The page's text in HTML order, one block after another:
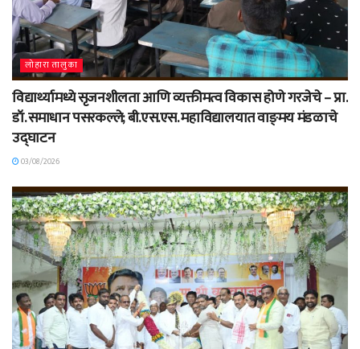
लोहारा तालुका
विद्यार्थ्यामध्ये सृजनशीलता आणि व्यक्तीमत्व विकास होणे गरजेचे – प्रा.
डॉ. समाधान पसरकल्ले; बी.एस.एस. महाविद्यालयात वाङ्‌मय मंडळाचे
उद्घाटन
03/08/2026